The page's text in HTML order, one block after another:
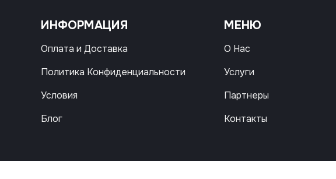
ИНФОРМАЦИЯ
Оплата и Доставка
Политика Конфиденциальности
Условия
Блог
МЕНЮ
О Нас
Услуги
Партнеры
Контакты